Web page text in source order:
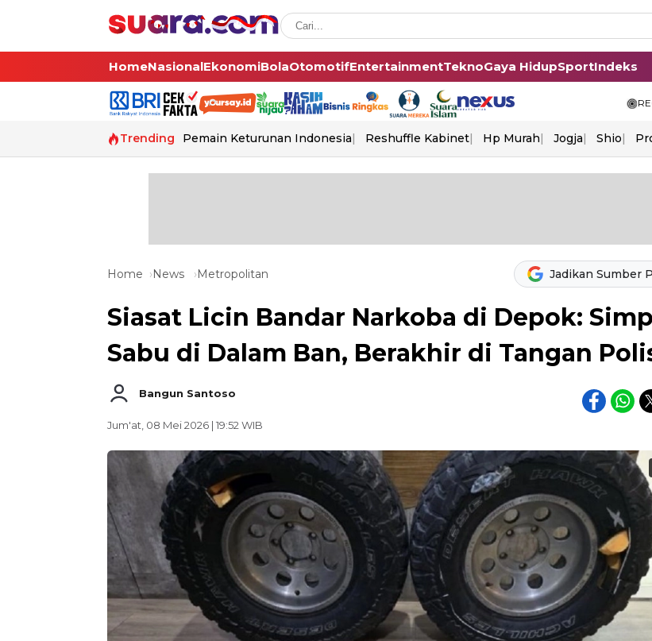
HomeNasionalEkonomiBolaOtomotifEntertainmentTeknoGaya HidupSportIndeks
Trending Pemain Keturunan Indonesia Reshuffle Kabinet Hp Murah Jogja Shio
Home News Metropolitan Jadikan Sumber
Siasat Licin Bandar Narkoba di Depok:
Sabu di Dalam Ban, Berakhir di Tangan
Bangun Santoso
Jum'at, 08 Mei 2026 | 19:52 WIB